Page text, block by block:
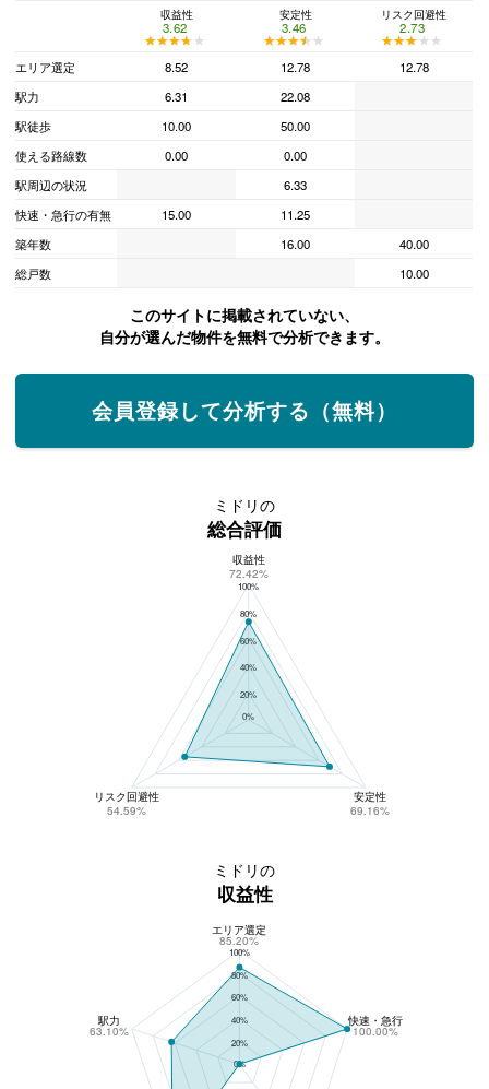
収益性
3.62
★★★★★
★★★★★
安定性
3.46
★★★★★
★★★★★
リスク回避性
2.73
★★★★★
★★★★★
エリア選定
8.52 12.78
12.78
駅力
6.31
22.08
駅徒歩
10.00
50.00
使える路線数
0.00
0.00
駅周辺の状況
6.33
快速・急行の有無
15.00
11.25
築年数
16.00
40.00
総戸数
10.00
このサイトに掲載されていない、
自分が選んだ物件を無料で分析できます。
会員登録して分析する（無料）
ミドリの
総合評価
ミドリの総合評価
100%
80%
60%
40%
20%
0%
収益性
72.42%
リスク回避性
54.59%
安定性
69.16%
ミドリの
収益性
ミドリの収益性
100%
80%
60%
40%
20%
0%
エリア選定
85.20%
駅力
63.10%
快速・急行
100.00%